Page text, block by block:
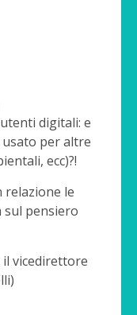
digitali: e
per altre
ecc)?!
relazione le
sul pensiero
vicedirettore